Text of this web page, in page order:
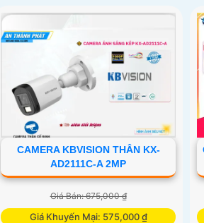
CAMERA KBVISION THÂN KX-
AD2111C-A 2MP
Giá Bán: 675,000 ₫
Giá Khuyến Mại: 575,000 ₫